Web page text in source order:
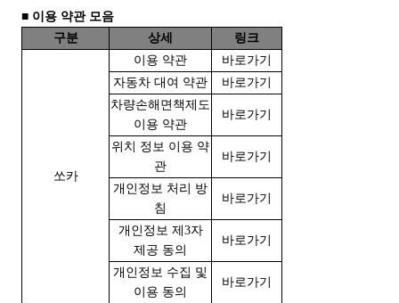
■ 이용 약관 모음
구분
상세 링크
쏘카
이용 약관
바로가기
자동차 대여 약관
바로가기
차량손해면책제도
이용 약관
바로가기
위치 정보 이용 약
관
바로가기
개인정보 처리 방
침
바로가기
개인정보 제3자
제공 동의
바로가기
개인정보 수집 및
이용 동의
바로가기